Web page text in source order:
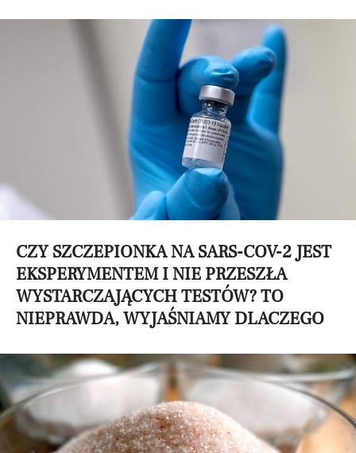
CZY SZCZEPIONKA NA SARS-COV-2 JEST
EKSPERYMENTEM I NIE PRZESZŁA
WYSTARCZAJĄCYCH TESTÓW? TO
NIEPRAWDA, WYJAŚNIAMY DLACZEGO